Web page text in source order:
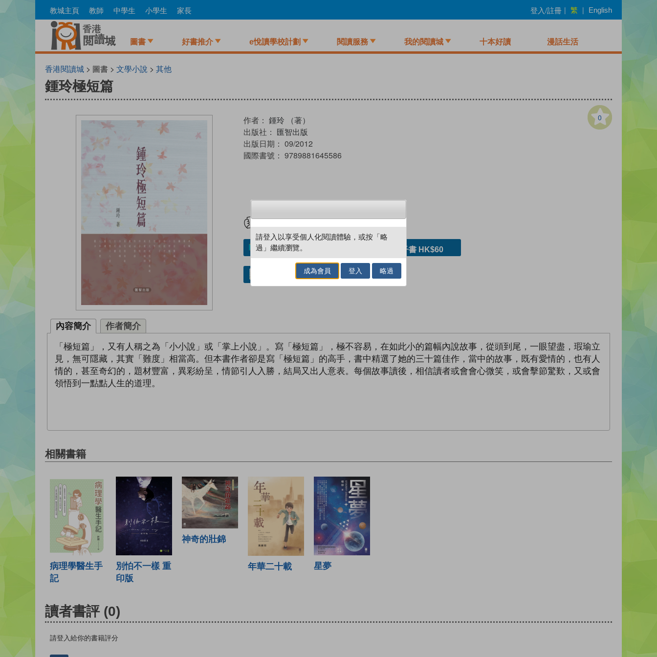
to
教城主頁 教師 中學生 小學生 家長 登入/註冊 | 繁 | English
圖書 好書推介 e悅讀學校計劃 閱讀服務 我的閱讀城 十本好讀 漫話生活
香港閱讀城 > 圖書 > 文學小說 > 其他
鍾玲極短篇
0
作者： 鍾玲 （著）
出版社： 匯智出版
出版日期： 09/2012
國際書號： 9789881645586
加入／閱讀電子書 購買電子書 HK$60
借閱實體書
內容簡介 作者簡介
「極短篇」，又有人稱之為「小小說」或「掌上小說」。寫「極短篇」，極不容易，在如此小的篇幅內說故事，從頭到尾，一眼望盡，瑕瑜立
見，無可隱藏，其實「難度」相當高。但本書作者卻是寫「極短篇」的高手，書中精選了她的三十篇佳作，當中的故事，既有愛情的，也有人
情的，甚至奇幻的，題材豐富，異彩紛呈，情節引人入勝，結局又出人意表。每個故事讀後，相信讀者或會會心微笑，或會擊節驚歎，又或會
領悟到一點點人生的道理。
相關書籍
病理學醫生手
記
別怕不一樣 重
印版
神奇的壯錦
年華二十載 星夢
讀者書評 (0)
請登入給你的書籍評分
請登入以享受個人化閱讀體驗，或按「略
過」繼續瀏覽。
成為會員 登入 略過